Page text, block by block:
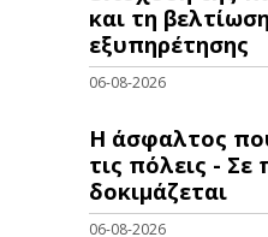
και τη
εξυπηρέτησης
06-08-2026
Η άσφαλτος
τις πόλεις - Σε
δοκιμάζεται
06-08-2026